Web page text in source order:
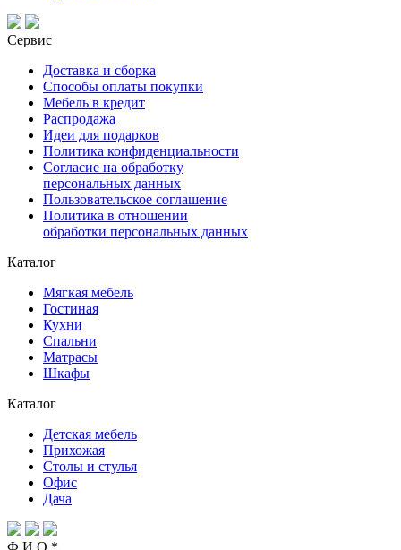
Сервис
Доставка и сборка
Способы оплаты покупки
Мебель в кредит
Распродажа
Идеи для подарков
Политика конфиденциальности
Согласие на обработку
персональных данных
Пользовательское соглашение
Политика в отношении
обработки персональных данных
Каталог
Мягкая мебель
Гостиная
Кухни
Спальни
Матрасы
Шкафы
Каталог
Детская мебель
Прихожая
Столы и стулья
Офис
Дача
Ф.И.О. *